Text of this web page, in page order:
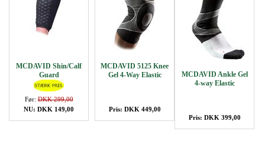
MCDAVID Shin/Calf
Guard
Før:DKK 299,00
NU: DKK 149,00
MCDAVID 5125 Knee
Gel 4-Way Elastic
Pris: DKK 449,00
MCDAVID Ankle Gel
4-way Elastic
Pris: DKK 399,00